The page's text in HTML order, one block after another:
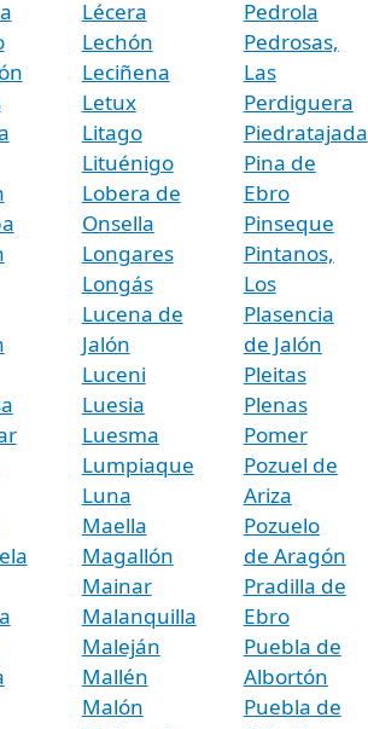
Lécera
Lechón
Leciñena
Letux
Litago
Lituénigo
Lobera de
Onsella
Longares
Longás
Lucena de
Jalón
Luceni
Luesia
Luesma
Lumpiaque
Luna
Maella
Magallón
Mainar
Malanquilla
Maleján
Mallén
Malón
Pedrola
Pedrosas,
Las
Perdiguera
Piedratajada
Pina de
Ebro
Pinseque
Pintanos,
Los
Plasencia
de Jalón
Pleitas
Plenas
Pomer
Pozuel de
Ariza
Pozuelo
de Aragón
Pradilla de
Ebro
Puebla de
Albortón
Puebla de